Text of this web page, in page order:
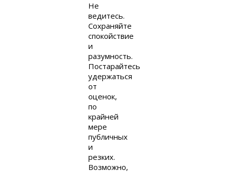
Не
ведитесь.
Сохраняйте
спокойствие
и
разумность.
Постарайтесь
удержаться
от
оценок,
по
крайней
мере
публичных
и
резких.
Возможно,